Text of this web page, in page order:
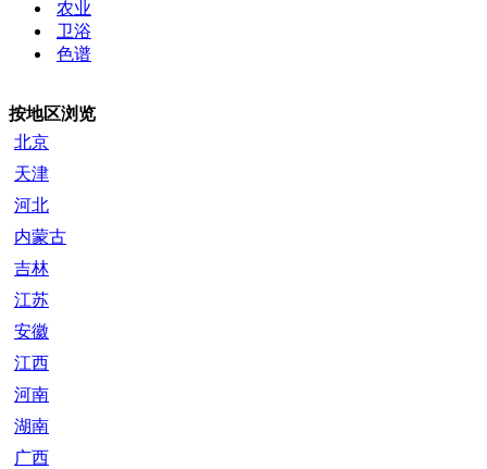
农业
卫浴
色谱
按地区浏览
北京
天津
河北
内蒙古
吉林
江苏
安徽
江西
河南
湖南
广西